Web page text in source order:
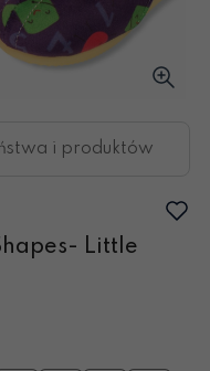
i produktów
Little